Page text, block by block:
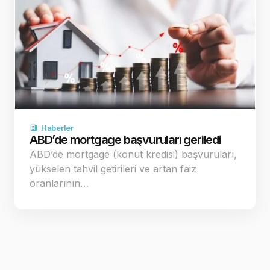
Haberler
ABD’de mortgage başvuruları geriledi
ABD’de mortgage (konut kredisi) başvuruları,
yükselen tahvil getirileri ve artan faiz
oranlarının…